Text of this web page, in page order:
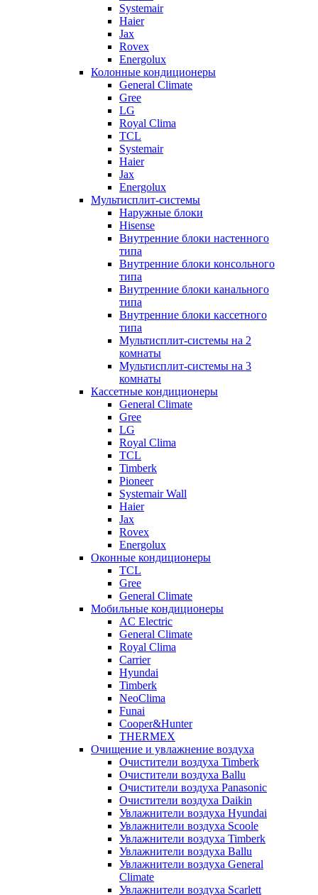
Systemair
Haier
Jax
Rovex
Energolux
Колонные кондиционеры
General Climate
Gree
LG
Royal Clima
TCL
Systemair
Haier
Jax
Energolux
Мультисплит-системы
Наружные блоки
Hisense
Внутренние блоки настенного
типа
Внутренние блоки консольного
типа
Внутренние блоки канального
типа
Внутренние блоки кассетного
типа
Мультисплит-системы на 2
комнаты
Мультисплит-системы на 3
комнаты
Кассетные кондиционеры
General Climate
Gree
LG
Royal Clima
TCL
Timberk
Pioneer
Systemair Wall
Haier
Jax
Rovex
Energolux
Оконные кондиционеры
TCL
Gree
General Climate
Мобильные кондиционеры
AC Electric
General Climate
Royal Clima
Carrier
Hyundai
Timberk
NeoClima
Funai
Cooper&Hunter
THERMEX
Очищение и увлажнение воздуха
Очистители воздуха Timberk
Очистители воздуха Ballu
Очистители воздуха Panasonic
Очистители воздуха Daikin
Увлажнители воздуха Hyundai
Увлажнители воздуха Scoole
Увлажнители воздуха Timberk
Увлажнители воздуха Ballu
Увлажнители воздуха General
Climate
Увлажнители воздуха Scarlett